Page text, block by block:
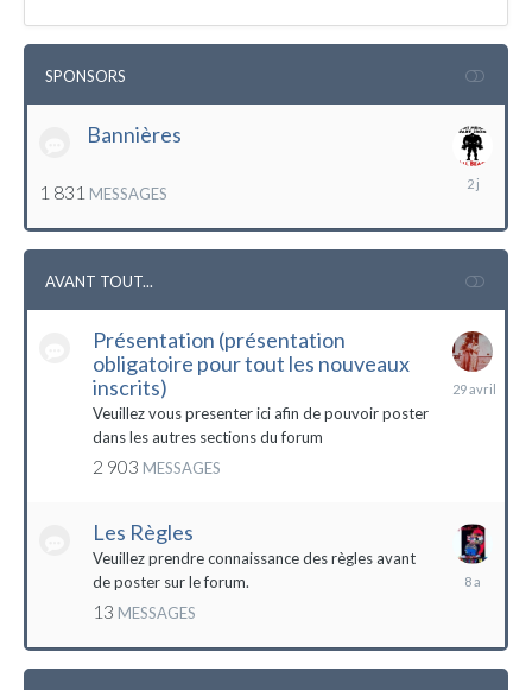
SPONSORS
Bannières
1 831 MESSAGES
lundi
AVANT TOUT...
Présentation (présentation
obligatoire pour tout les nouveaux
inscrits)
Veuillez vous presenter ici afin de pouvoir poster
dans les autres sections du forum
2 903 MESSAGES
29
Les Règles
Veuillez prendre connaissance des règles avant
de poster sur le forum.
13 MESSAGES